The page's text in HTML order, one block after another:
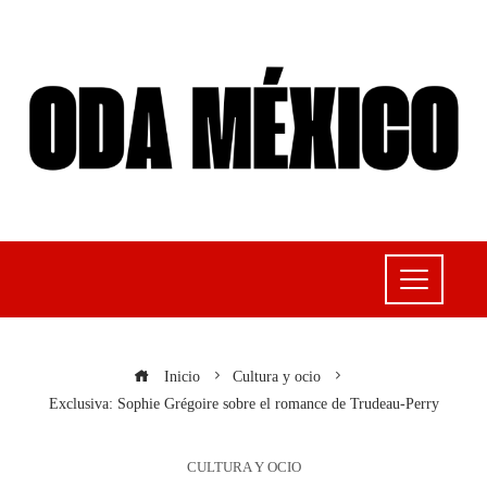
Inicio
Cultura y ocio
Exclusiva: Sophie Grégoire sobre el romance de Trudeau-Perry
CULTURA Y OCIO